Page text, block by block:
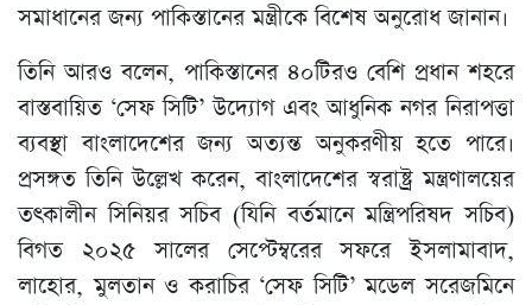
সমাধানের জন্য পাকিস্তানের মন্ত্রীকে বিশেষ অনুরোধ জানান।
তিনি আরও বলেন, পাকিস্তানের ৪০টিরও বেশি প্রধান শহরে
বাস্তবায়িত ‘সেফ সিটি’ উদ্যোগ এবং আধুনিক নগর নিরাপত্তা
ব্যবস্থা বাংলাদেশের জন্য অত্যন্ত অনুকরণীয় হতে পারে।
প্রসঙ্গত তিনি উল্লেখ করেন, বাংলাদেশের স্বরাষ্ট্র মন্ত্রণালয়ের
তৎকালীন সিনিয়র সচিব (যিনি বর্তমানে মন্ত্রিপরিষদ সচিব)
বিগত ২০২৫ সালের সেপ্টেম্বরের সফরে ইসলামাবাদ,
লাহোর, মুলতান ও করাচির ‘সেফ সিটি’ মডেল সরেজমিনে